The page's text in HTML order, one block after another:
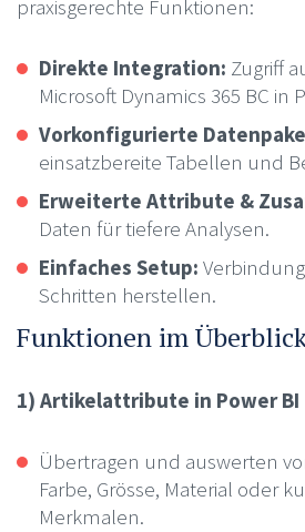
praxisgerechte Funktionen:
Direkte Integration: Zugriff
Microsoft Dynamics 365 BC in
Vorkonfigurierte
einsatzbereite Tabellen und
Erweiterte Attribute &
Daten für tiefere Analysen.
Einfaches Setup:
Schritten herstellen.
Funktionen im
1) Artikelattribute in Power BI
Übertragen und auswerten
Farbe, Grösse, Material oder
Merkmalen.